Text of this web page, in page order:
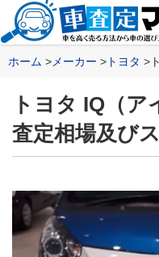
ホーム メーカー トヨタ
トヨタ IQ（
査定相場及び